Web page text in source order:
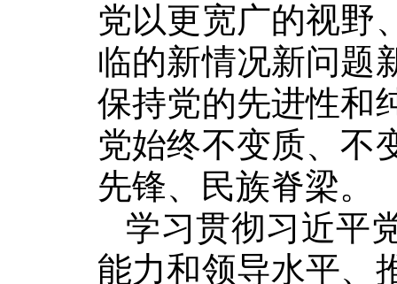
党以更宽广的视野
临的新情况新问题
保持党的先进性和
党始终不变质、不
先锋、民族脊梁。
学习贯彻习近平
能力和领导水平、